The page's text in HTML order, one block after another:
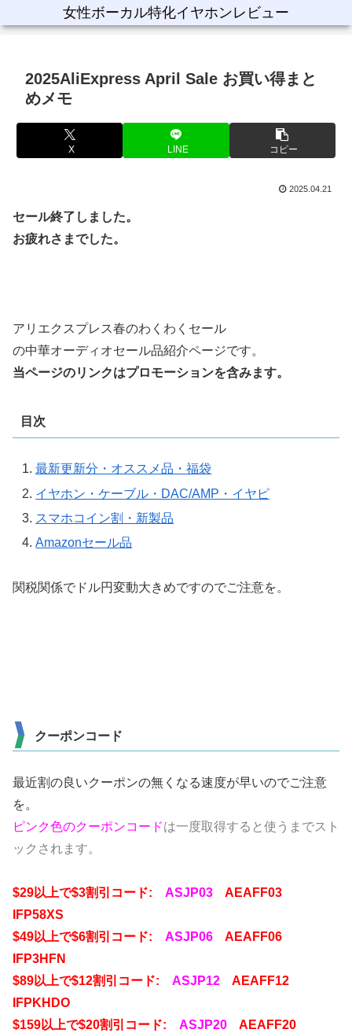
女性ボーカル特化イヤホンレビュー
2025AliExpress April Sale お買い得まと
めメモ
X LINE コピー
2025.04.21
セール終了しました。
お疲れさまでした。
アリエクスプレス春のわくわくセール
の中華オーディオセール品紹介ページです。
当ページのリンクはプロモーションを含みます。
目次
最新更新分・オススメ品・福袋
イヤホン・ケーブル・DAC/AMP・イヤピ
スマホコイン割・新製品
Amazonセール品
関税関係でドル円変動大きめですのでご注意を。
クーポンコード
最近割の良いクーポンの無くなる速度が早いのでご注意
を。
ピンク色のクーポンコードは一度取得すると使うまでスト
ックされます。
$29以上で$3割引コード: ASJP03 AEAFF03
IFP58XS
$49以上で$6割引コード: ASJP06 AEAFF06
IFP3HFN
$89以上で$12割引コード: ASJP12 AEAFF12
IFPKHDO
$159以上で$20割引コード: ASJP20 AEAFF20